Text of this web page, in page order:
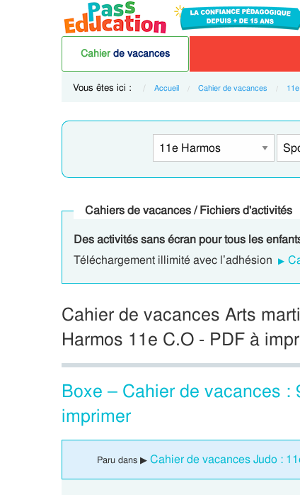
Cahier de vacances
Vous êtes ici : Accueil Cahier de vacances
Cahiers de vacances / Fichiers d'activités
Des activités sans écran pour tous les
Téléchargement illimité avec l’adhésion
Cahier de vacances Arts
Harmos 11e C.O - PDF à
Boxe – Cahier de vacances :
imprimer
Paru dans ▶ Cahier de vacances Judo :